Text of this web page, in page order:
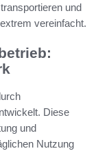
und
vereinfacht.
Diese
und
Nutzung